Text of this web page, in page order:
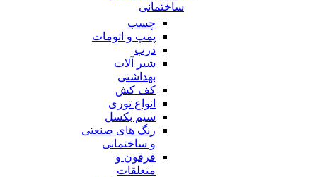
ساختمانی
چسب
پمپ و اتومات
درب
شیر آلات
بهداشتی
کف کش
انواع توری
سیم بکسل
رنگ های صنعتی
و ساختمانی
فرقون و
متعلقات